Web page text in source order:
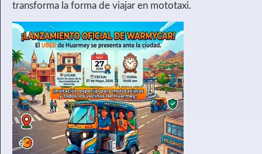
transforma la forma de viajar en mototaxi.